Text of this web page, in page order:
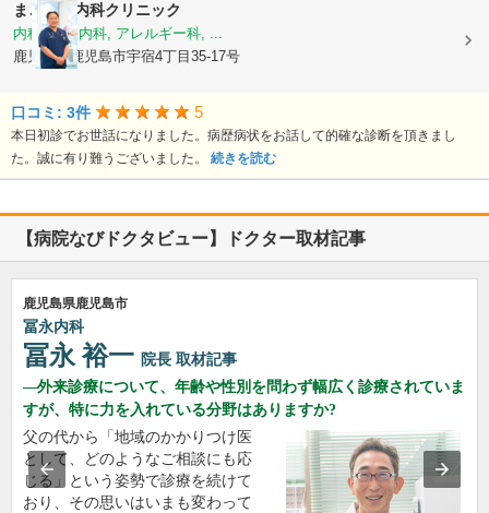
まごころ内科クリニック
内科, 神経内科, アレルギー科, ...
鹿児島県鹿児島市宇宿4丁目35-17号
口コミ: 3件 5
本日初診でお世話になりました。病歴病状をお話して的確な診断を頂きまし
た。誠に有り難うございました。 続きを読む
【病院なびドクタビュー】ドクター取材記事
鹿児島県鹿児島市
冨永内科
冨永 裕一 院長 取材記事
外来診療について、年齢や性別を問わず幅広く診療されていま
すが、特に力を入れている分野はありますか?
父の代から「地域のかかりつけ医
として、どのようなご相談にも応
じる」という姿勢で診療を続けて
おり、その思いはいまも変わって